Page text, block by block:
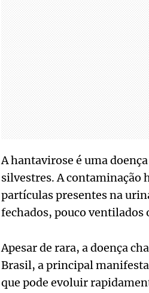
A hantavirose é uma
silvestres. A contaminação
partículas presentes na
fechados, pouco ventilados
Apesar de rara, a doença
Brasil, a principal
que pode evoluir